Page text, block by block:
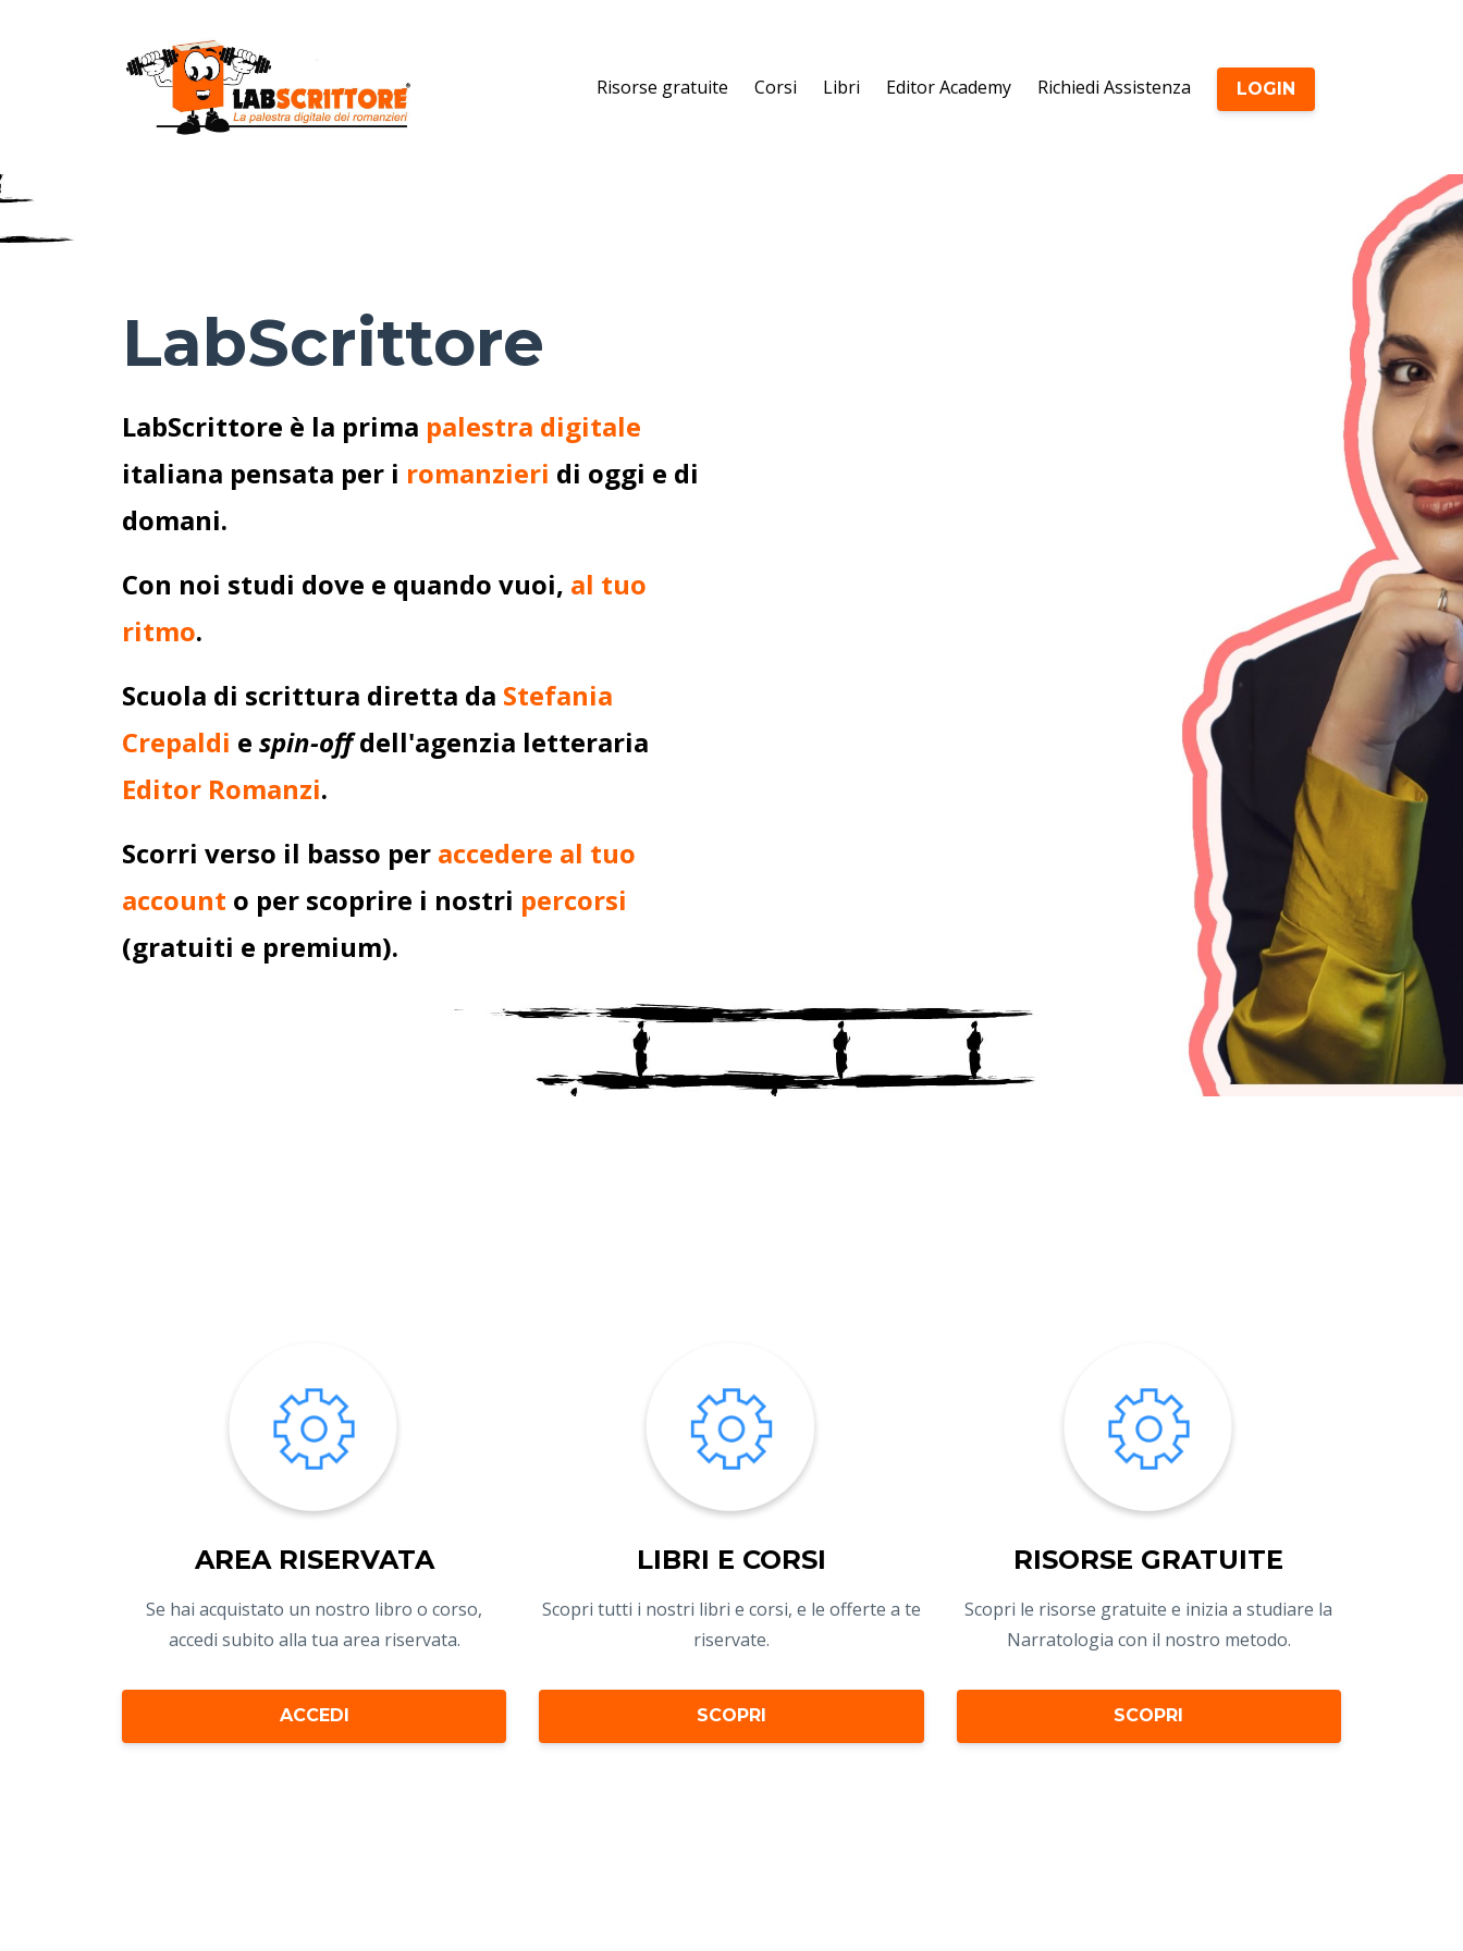
Risorse gratuite Corsi Libri Editor Academy Richiedi Assistenza LOGIN
LabScrittore
LabScrittore è la prima palestra digitale
italiana pensata per i romanzieri di oggi e di
domani.
Con noi studi dove e quando vuoi, al tuo
ritmo.
Scuola di scrittura diretta da Stefania
Crepaldi e spin-offdell'agenzia letteraria
Editor Romanzi.
Scorri verso il basso per accedere al tuo
account o per scoprire i nostri percorsi
(gratuiti e premium).
AREA RISERVATA
Se hai acquistato un nostro libro o corso,
accedi subito alla tua area riservata.
ACCEDI
LIBRI E CORSI
Scopri tutti i nostri libri e corsi, e le offerte a te
riservate.
SCOPRI
RISORSE GRATUITE
Scopri le risorse gratuite e inizia a studiare la
Narratologia con il nostro metodo.
SCOPRI